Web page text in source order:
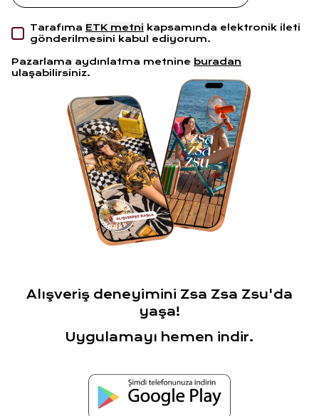
Tarafıma ETK metni kapsamında elektronik ileti
gönderilmesini kabul ediyorum.
Pazarlama aydınlatma metnine buradan
ulaşabilirsiniz.
Alışveriş deneyimini Zsa Zsa Zsu'da
yaşa!
Uygulamayı hemen indir.